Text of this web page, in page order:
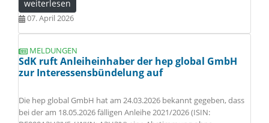
weiterlesen
07. April 2026
MELDUNGEN
SdK ruft Anleiheinhaber der hep global GmbH
zur Interessensbündelung auf
Die hep global GmbH hat am 24.03.2026 bekannt gegeben, dass
bei der am 18.05.2026 fälligen Anleihe 2021/2026 (ISIN: